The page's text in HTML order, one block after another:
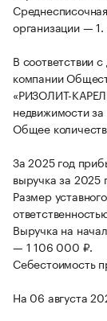
организации — 1.
В соответствии
компании
«РИЗОЛИТ-
недвижимости
Общее
За 2025 год
выручка за
Размер
Выручка на
— 1 106 000 ₽.
Себестоимость
На 06 августа